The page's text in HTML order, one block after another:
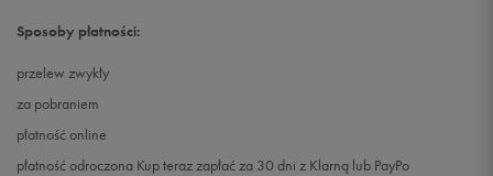
Sposoby płatności:
przelew zwykły
za pobraniem
płatność online
płatność odroczona Kup teraz zapłać za 30 dni z Klarną lub PayPo